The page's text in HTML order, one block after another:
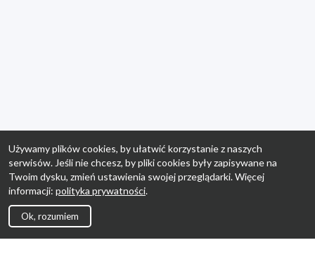
Używamy plików cookies, by ułatwić korzystanie z naszych
serwisów. Jeśli nie chcesz, by pliki cookies były zapisywane na
Twoim dysku, zmień ustawienia swojej przeglądarki. Więcej
informacji: polityka prywatności.
Ok, rozumiem